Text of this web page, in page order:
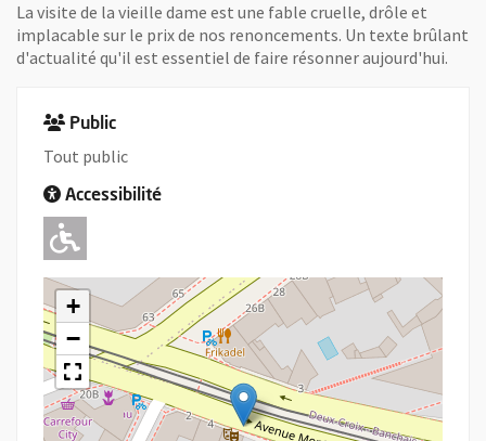
La visite de la vieille dame est une fable cruelle, drôle et
implacable sur le prix de nos renoncements. Un texte brûlant
d'actualité qu'il est essentiel de faire résonner aujourd'hui.
Public
Tout public
Accessibilité
Adapté pour l'handicap Moteur
+
−